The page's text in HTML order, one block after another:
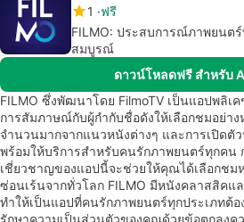
1
ฟรี
FILMO: ประสบการณ์ภาพยนต
สมบูรณ์
ดาวน์โหลดฟรี สำหรับ
FILMO ซึ่งพัฒนาโดย FilmoTV เป็นแอปพลิเ
การสัมภาษณ์กับผู้กำกับชื่อดังให้เลือกชมอย่า
จำนวนมากจากแนวหนังต่างๆ และการเปิดตั
พร้อมให้บริการสำหรับคนรักภาพยนตร์ทุกคน
เชี่ยวชาญของแอปนี้จะช่วยให้คุณได้เลือกชม
ซ่อนเร้นจากทั่วโลก FILMO มีหนังคลาสสิคแ
ทำให้เป็นแอปที่คนรักภาพยนตร์ทุกประเภทต้